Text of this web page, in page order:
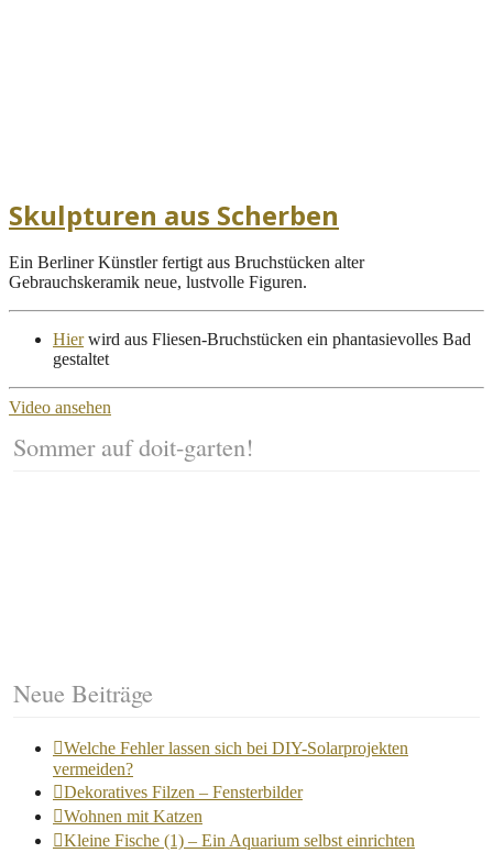
Skulpturen aus Scherben
Ein Berliner Künstler fertigt aus Bruchstücken alter
Gebrauchskeramik neue, lustvolle Figuren.
Hierwird aus Fliesen-Bruchstücken ein phantasievolles Bad
gestaltet
Video ansehen
Sommer auf doit-garten!
Neue Beiträge
Welche Fehler lassen sich bei DIY-Solarprojekten
vermeiden?
Dekoratives Filzen – Fensterbilder
Wohnen mit Katzen
Kleine Fische (1) – Ein Aquarium selbst einrichten